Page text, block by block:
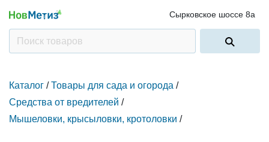
Сырковское шоссе 8а
Каталог / Товары для сада и огорода /
Средства от вредителей /
Мышеловки, крысыловки, кротоловки /